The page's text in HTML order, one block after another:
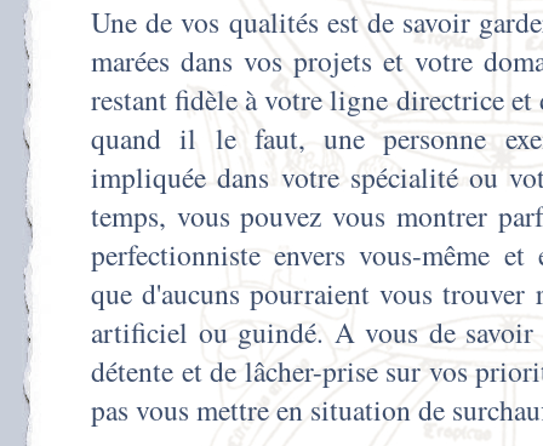
Une de vos qualités est de savoir
marées dans vos projets et votre
restant fidèle à votre ligne directrice et
quand il le faut, une personne
impliquée dans votre spécialité ou
temps, vous pouvez vous montrer
perfectionniste envers vous-même et
que d'aucuns pourraient vous
artificiel ou guindé. A vous de savoir
détente et de lâcher-prise sur vos
pas vous mettre en situation de